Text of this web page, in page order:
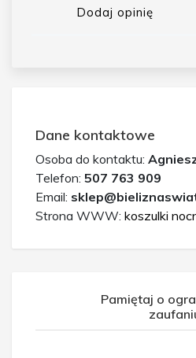
Dodaj opinię
Dane kontaktowe
Osoba do kontaktu:
Telefon: 507 763 909
Email:
Strona WWW: koszulki
Pamiętaj o